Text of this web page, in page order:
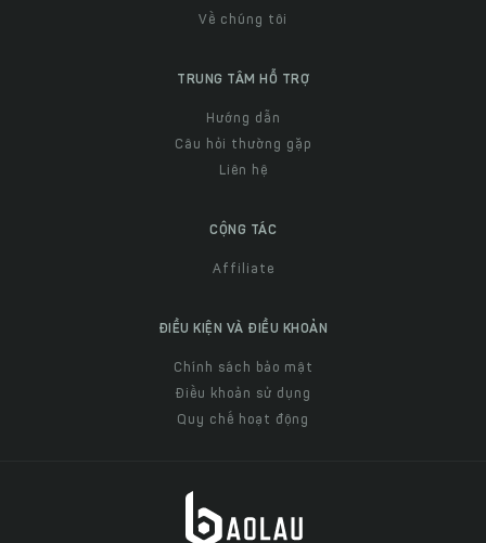
Về chúng tôi
TRUNG TÂM HỖ TRỢ
Hướng dẫn
Câu hỏi thường gặp
Liên hệ
CỘNG TÁC
Affiliate
ĐIỀU KIỆN VÀ ĐIỀU KHOẢN
Chính sách bảo mật
Điều khoản sử dụng
Quy chế hoạt động